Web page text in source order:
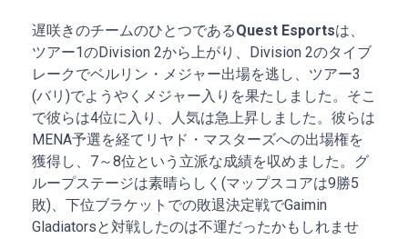
遅咲きのチームのひとつであるQuest Esportsは、
ツアー1のDivision 2から上がり、Division 2のタイブ
レークでベルリン・メジャー出場を逃し、ツアー3
(バリ)でようやくメジャー入りを果たしました。そこ
で彼らは4位に入り、人気は急上昇しました。彼らは
MENA予選を経てリヤド・マスターズへの出場権を
獲得し、7～8位という立派な成績を収めました。グ
ループステージは素晴らしく(マップスコアは9勝5
敗)、下位ブラケットでの敗退決定戦でGaimin
Gladiatorsと対戦したのは不運だったかもしれませ